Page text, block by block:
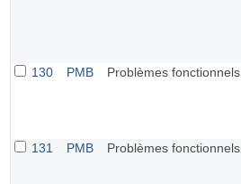
130 PMB Problèmes fonctionnels
131 PMB Problèmes fonctionnels